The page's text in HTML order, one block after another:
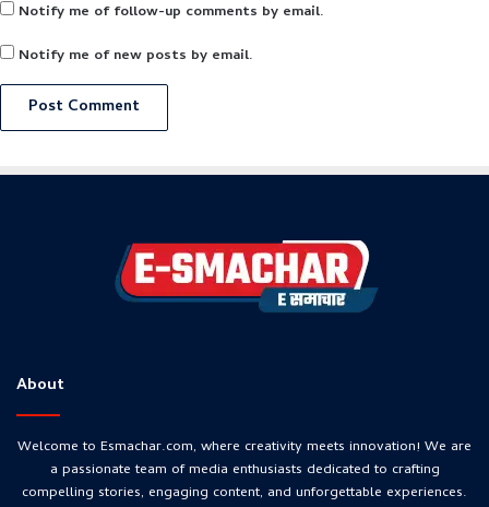
Notify me of follow-up comments by email.
Notify me of new posts by email.
About
Welcome to Esmachar.com, where creativity meets innovation! We are
a passionate team of media enthusiasts dedicated to crafting
compelling stories, engaging content, and unforgettable experiences.